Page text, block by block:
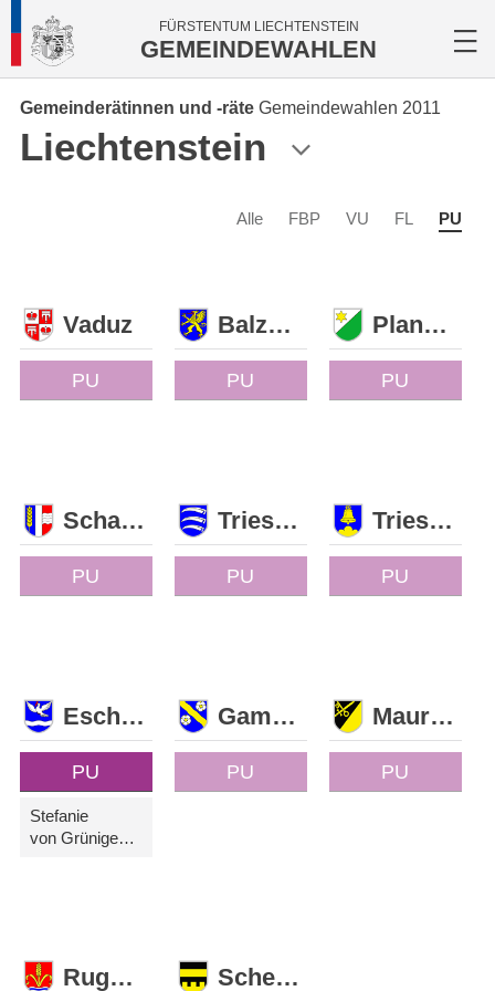
FÜRSTENTUM LIECHTENSTEIN
GEMEINDEWAHLEN
Gemeinderätinnen und -räte Gemeindewahlen 2011
Liechtenstein
Alle FBP VU FL PU
Vaduz
PU
Balzers
PU
Planken
PU
Schaan
PU
Triesen
PU
Triesenberg
PU
Eschen
PU
Stefanie
von Grünigen-Sele
Gamprin
PU
Mauren
PU
Ruggell Schellenberg